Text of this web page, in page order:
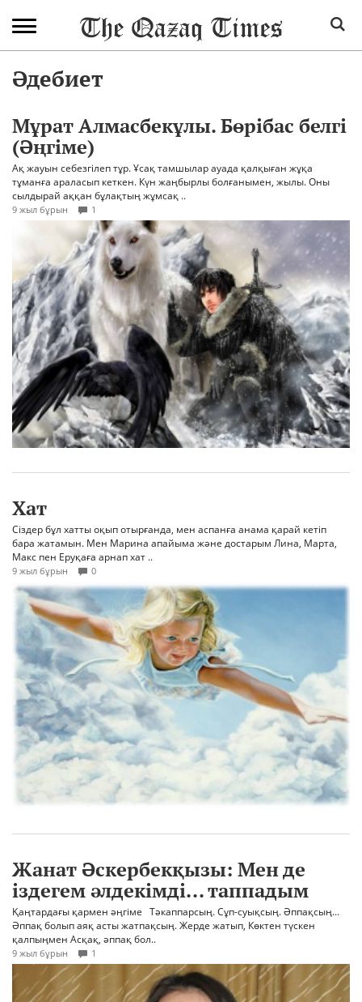
Әдебиет
Мұрат Алмасбекұлы. Бөрібас белгі
(Әңгіме)
Ақ жауын себезгілеп тұр. Ұсақ тамшылар ауада қалқыған жұқа
тұманға араласып кеткен. Күн жаңбырлы болғанымен, жылы. Оны
сылдырай аққан бұлақтың жұмсақ ..
9 жыл бұрын 1
Хат
Сіздер бұл хатты оқып отырғанда, мен аспанға анама қарай кетіп
бара жатамын. Мен Марина апайыма және достарым Лина, Марта,
Макс пен Еруқаға арнап хат ..
9 жыл бұрын 0
Жанат Әскербекқызы: Мен де
іздегем әлдекімді... таппадым
Қаңтардағы қармен әңгіме Тәкаппарсың. Сұп-суықсың. Әппақсың...
Әппақ болып аяқ асты жатпақсың. Жерде жатып, Көктен түскен
қалпыңмен Асқақ, әппақ бол..
9 жыл бұрын 1